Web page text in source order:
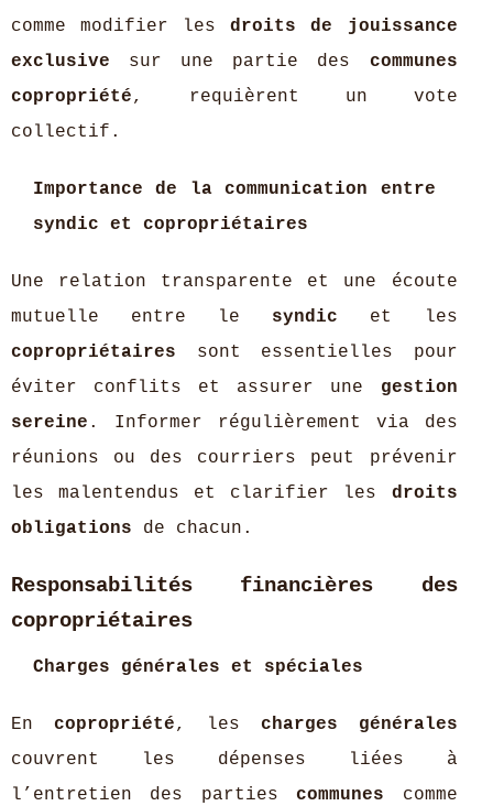
comme modifier lesdroits de jouissance
exclusive sur une partie des communes
copropriété, requièrent un vote
collectif.
Importance de la communication entre
syndic et copropriétaires
Une relation transparente et une écoute
mutuelle entre le syndic et les
copropriétaires sont essentielles pour
éviter conflits et assurer une gestion
sereine . Informer régulièrement via des
réunions ou des courriers peut prévenir
les malentendus et clarifier les droits
obligations de chacun.
Responsabilités financières des
copropriétaires
Charges générales et spéciales
En copropriété, les charges générales
couvrent les dépenses liées à
l’entretien des partiescommunes comme